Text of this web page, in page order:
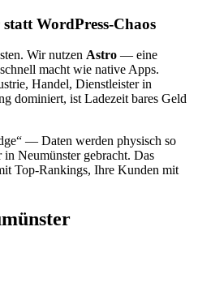
WordPress-Chaos
Wir nutzen Astro — eine
macht wie native Apps.
Handel, Dienstleister in
dominiert, ist Ladezeit bares Geld
— Daten werden physisch so
Neumünster gebracht. Das
Top-Rankings, Ihre Kunden mit